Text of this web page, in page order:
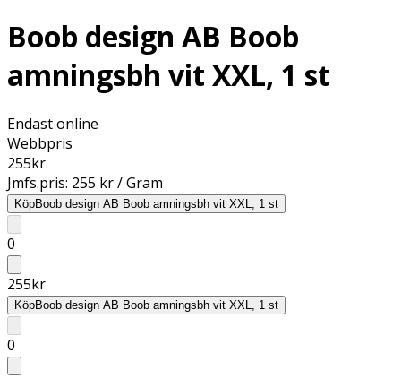
Boob design AB Boob
amningsbh vit XXL, 1 st
Endast online
Webbpris
255kr
Jmfs.pris: 255 kr / Gram
KöpBoob design AB Boob amningsbh vit XXL, 1 st
0
255kr
KöpBoob design AB Boob amningsbh vit XXL, 1 st
0